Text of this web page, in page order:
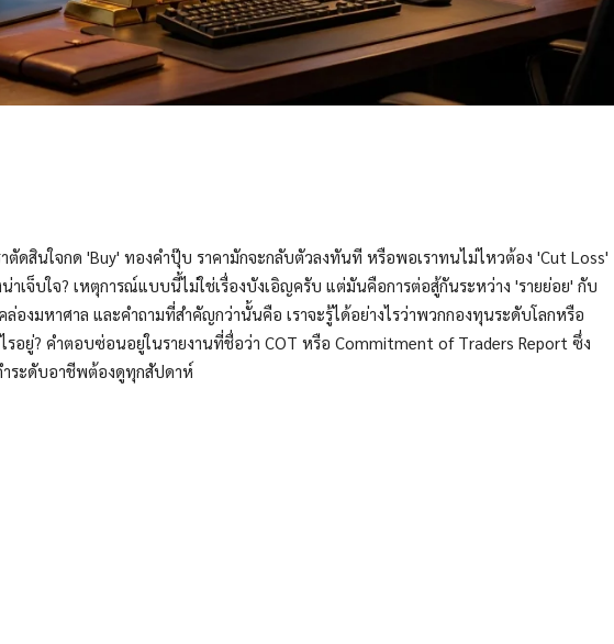
าตัดสินใจกด 'Buy' ทองคำปุ๊บ ราคามักจะกลับตัวลงทันที หรือพอเราทนไม่ไหวต้อง 'Cut Loss'
เจ็บใจ? เหตุการณ์แบบนี้ไม่ใช่เรื่องบังเอิญครับ แต่มันคือการต่อสู้กันระหว่าง 'รายย่อย' กับ
องมหาศาล และคำถามที่สำคัญกว่านั้นคือ เราจะรู้ได้อย่างไรว่าพวกกองทุนระดับโลกหรือ
รอยู่? คำตอบซ่อนอยู่ในรายงานที่ชื่อว่า COT หรือ Commitment of Traders Report ซึ่ง
ระดับอาชีพต้องดูทุกสัปดาห์